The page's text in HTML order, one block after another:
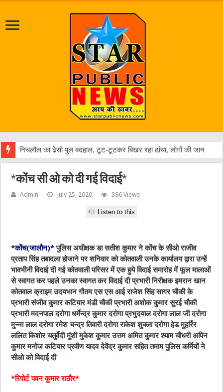
जल
*कोंच सी ओ को दी गई विदाई*
Admin July 25, 2020 396 Views
Listen to this
*कोंच(जालौन)*पुलिस अधीक्षक डा सतीश कुमार ने कोंच के सीओ राजीव
प्रताप सिंह तबादला होजाने पर शनिवार को कोतवाली उनके कार्यालय द्वारा उन्हें
भावभीनी विदाई दी गई कोतवाली परिसर में एक हुये विदाई समारोह में फूल मालाओं
से स्वागत कर पहले उनका स्वागत कर विदाई दी प्रभारी निरीक्षक इमरान खान
कोतवाल क्राइम उदयभान गौतम एस एस आई राजेश सिंह सागर चौकी के
प्रभारी संजीव कुमार कटियार मंडी चौकी प्रभारी अशोक कुमार सुरई चौकी
प्रभारी मदनपाल दरोगा धर्मेन्द्र कुमार दरोगा प्रभुदयाल दरोगा लाल जी दरोगा
मुन्ना लाल दरोगा रमेश चन्द्र तिवारी दरोगा राकेश शुक्ला दरोगा हेड मुहर्रिर
ललित किशोर चतुर्वेदी मुंशी मुकेश कुमार उत्तम अमित कुमार श्याम चौधरी अपिन
कुमार मनोज कटियार प्रवीण यादव देवेंद्र कुमार सहित तमाम पुलिस कर्मियों ने
सीओ को विदाई दी
*रिपोर्ट पवन कुमार राठौर*